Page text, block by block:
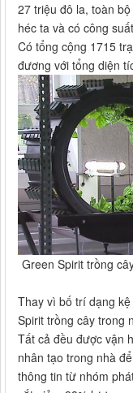
27 triệu đô la, toàn
héc ta và có công
Có tổng cộng 1715
đương với tổng diện
Green Spirit trồng
Thay vì bố trí dạng
Spirit trồng cây trong
Tất cả đều được vận
nhân tạo trong nhà
thông tin từ nhóm